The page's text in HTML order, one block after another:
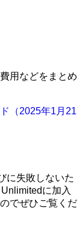
用などをまとめ
（2025年1月21
に失敗しないた
に加入
でぜひご覧くだ